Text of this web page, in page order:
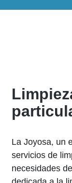
La Joyosa, un
servicios de
necesidades